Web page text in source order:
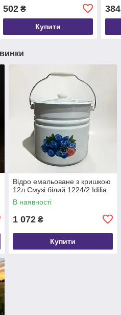
502₴
Купити
384
Відро емальоване з кришкою
12л Смузі білий 1224/2 Idilia
В наявності
1 072 ₴
Купити